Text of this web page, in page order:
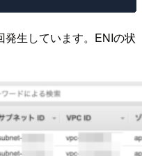
生しています。ENIの状